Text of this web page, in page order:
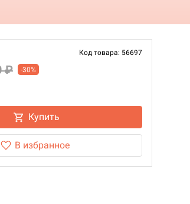
Код товара: 56697
₽ -30%
Купить
В избранное